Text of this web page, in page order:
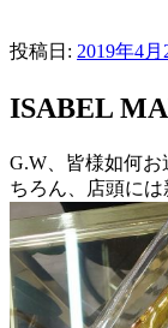
投稿日: 2019年4月
ISABEL
G.W、皆様如何お
ちろん、店頭には